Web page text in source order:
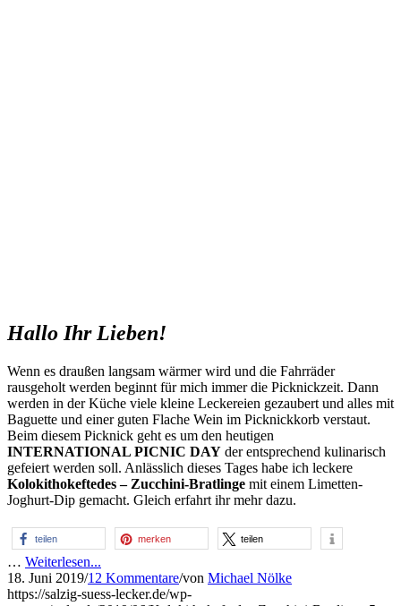
Hallo Ihr Lieben!
Wenn es draußen langsam wärmer wird und die Fahrräder
rausgeholt werden beginnt für mich immer die Picknickzeit. Dann
werden in der Küche viele kleine Leckereien gezaubert und alles mit
Baguette und einer guten Flache Wein im Picknickkorb verstaut.
Beim diesem Picknick geht es um den heutigen
INTERNATIONAL PICNIC DAY der entsprechend kulinarisch
gefeiert werden soll. Anlässlich dieses Tages habe ich leckere
Kolokithokeftedes – Zucchini-Bratlinge mit einem Limetten-
Joghurt-Dip gemacht. Gleich erfahrt ihr mehr dazu.
teilen merken teilen
… Weiterlesen...
18. Juni 2019/12 Kommentare/von Michael Nölke
https://salzig-suess-lecker.de/wp-